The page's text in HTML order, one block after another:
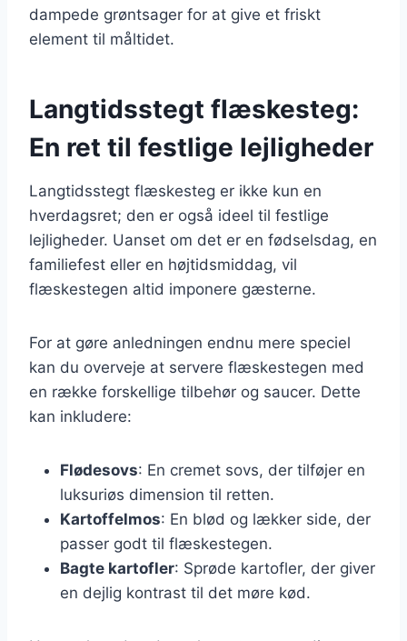
dampede grøntsager for at give et friskt
element til måltidet.
Langtidsstegt flæskesteg:
En ret til festlige lejligheder
Langtidsstegt flæskesteg er ikke kun en
hverdagsret; den er også ideel til festlige
lejligheder. Uanset om det er en fødselsdag, en
familiefest eller en højtidsmiddag, vil
flæskestegen altid imponere gæsterne.
For at gøre anledningen endnu mere speciel
kan du overveje at servere flæskestegen med
en række forskellige tilbehør og saucer. Dette
kan inkludere:
Flødesovs: En cremet sovs, der tilføjer en
luksuriøs dimension til retten.
Kartoffelmos: En blød og lækker side, der
passer godt til flæskestegen.
Bagte kartofler: Sprøde kartofler, der giver
en dejlig kontrast til det møre kød.